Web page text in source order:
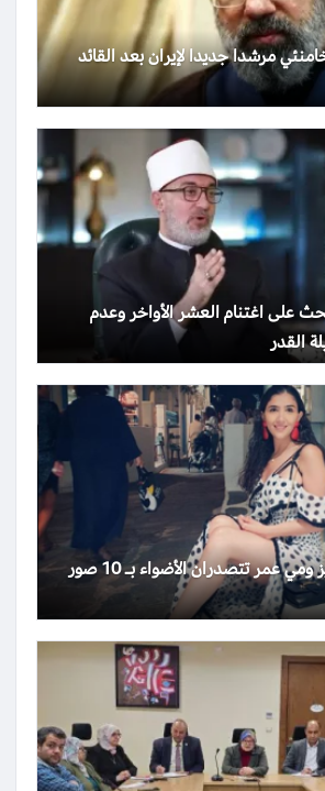
مرشدا جديدا لإيران بعد القائد
على اغتنام العشر الأواخر وعدم
القدر
ياسمين عبد العزيز ومي عمر تتصدران الأضواء بـ 10 صور